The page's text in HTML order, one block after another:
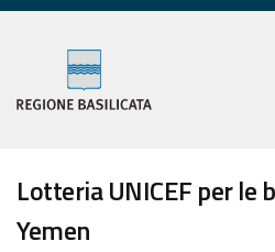
Lotteria UNICEF per le
Yemen